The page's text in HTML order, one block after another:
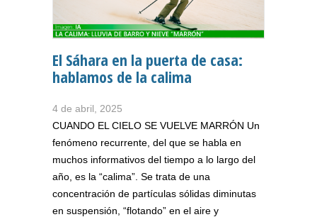
El Sáhara en la puerta de casa:
hablamos de la calima
4 de abril, 2025
CUANDO EL CIELO SE VUELVE MARRÓN Un
fenómeno recurrente, del que se habla en
muchos informativos del tiempo a lo largo del
año, es la “calima”. Se trata de una
concentración de partículas sólidas diminutas
en suspensión, “flotando” en el aire y